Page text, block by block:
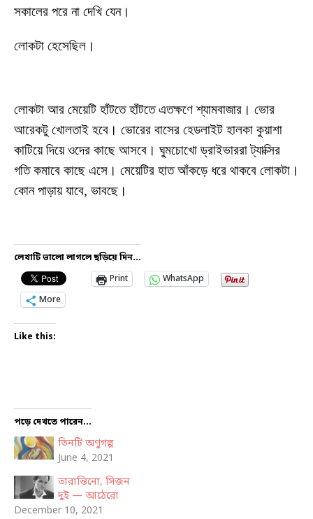
সকালের পরে না দেখি যেন।
লোকটা হেসেছিল।
লোকটা আর মেয়েটি হাঁটতে হাঁটতে এতক্ষণে শ্যামবাজার। ভোর
আরেকটু খোলতাই হবে। ভোরের বাসের হেডলাইট হালকা কুয়াশা
কাটিয়ে দিয়ে ওদের কাছে আসবে। ঘুমচোখো ড্রাইভাররা ট্যাক্সির
গতি কমাবে কাছে এসে। মেয়েটির হাত আঁকড়ে ধরে থাকবে লোকটা।
কোন পাড়ায় যাবে, ভাবছে।
লেখাটি ভালো লাগলে ছড়িয়ে দিন...
Print
WhatsApp
More
Like this:
পড়ে দেখতে পারেন...
তিনটি অণুগল্প
June 4, 2021
তারান্তিনো, সিজন
দুই — আঠেরো
December 10, 2021